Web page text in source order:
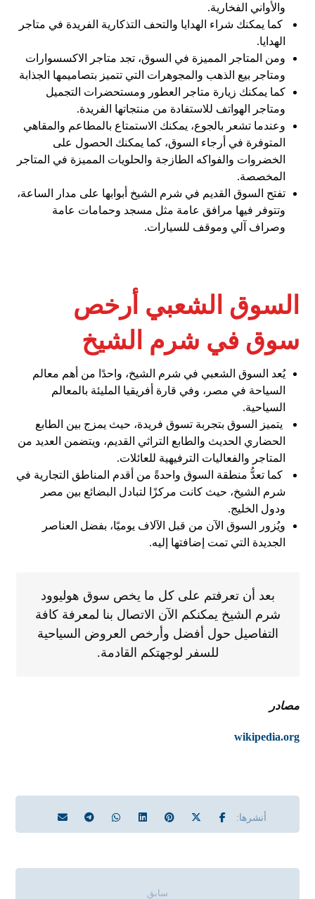
والأواني الفخارية.
كما يمكنك شراء الهدايا والتحف التذكارية الفريدة في متاجر
الهدايا.
ومن المتاجر المميزة في السوق، تجد متاجر الاكسسوارات
ومتاجر بيع الذهب والمجوهرات التي تتميز بتصاميمها الجذابة
كما يمكنك زيارة متاجر العطور ومستحضرات التجميل
ومتاجر الهواتف للاستفادة من منتجاتها الفريدة.
وعندما تشعر بالجوع، يمكنك الاستمتاع بالمطاعم والمقاهي
المتوفرة في أرجاء السوق، كما يمكنك الحصول على
الخضروات والفواكه الطازجة والحلويات المميزة في المتاجر
المخصصة.
تفتح السوق القديم في شرم الشيخ أبوابها على مدار الساعة،
وتتوفر فيها مرافق عامة مثل مسجد وحمامات عامة
وصراف آلي وموقف للسيارات.
السوق الشعبي أرخص
سوق في شرم الشيخ
يُعد السوق الشعبي في شرم الشيخ، واحدًا من أهم معالم
السياحة في مصر، وفي قارة أفريقيا المليئة بالمعالم
السياحية.
يتميز السوق بتجربة تسوق فريدة، حيث يمزج بين الطابع
الحضاري الحديث والطابع التراثي القديم، ويتضمن العديد من
المتاجر والفعاليات الترفيهية للعائلات.
كما تعدُّ منطقة السوق واحدةً من أقدم المناطق التجارية في
شرم الشيخ، حيث كانت مركزًا لتبادل البضائع بين مصر
ودول الخليج.
ويُزور السوق الآن من قبل الآلاف يوميًا، بفضل العناصر
الجديدة التي تمت إضافتها إليه.
بعد أن تعرفتم على كل ما يخص سوق هوليوود
شرم الشيخ يمكنكم الآن الاتصال بنا لمعرفة كافة
التفاصيل حول أفضل وأرخص العروض السياحية
للسفر لوجهتكم القادمة.
مصادر
wikipedia.org
سابق